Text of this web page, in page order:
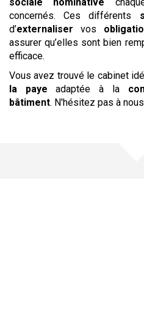
sociale nominative
concernés. Ces différents
d’externaliser vos
assurer qu’elles sont bien
efficace.
Vous avez trouvé le cabinet
la paye adaptée à la
bâtiment. N'hésitez pas à